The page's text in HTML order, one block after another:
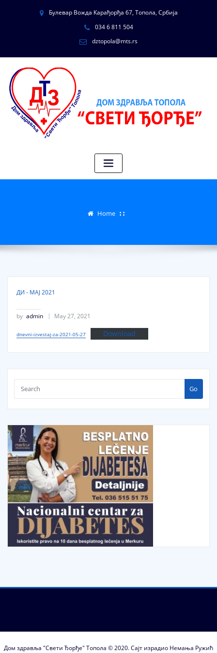
Булевар Вожда Карађорђа 67, Топола, Србија
034 6 811 504
dztopola@mts.rs
Home
ДИ - МАЈ 2021
by admin May 27, 2021
dnevni-izvestaj-za-2021-05-27 Download
Go
Дом здравља "Свети Ђорђе" Топола © 2020. Сајт израдио Немања Ружић